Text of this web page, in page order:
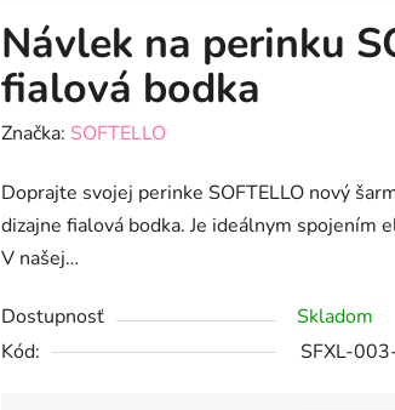
Návlek na perinku
fialová bodka
Značka: SOFTELLO
Doprajte svojej perinke SOFTELLO nový
dizajne fialová bodka. Je ideálnym spojením
V našej…
Dostupnosť
Skladom
Kód:
SFXL-